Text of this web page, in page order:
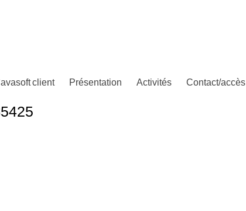
client Présentation Activités Contact/accès